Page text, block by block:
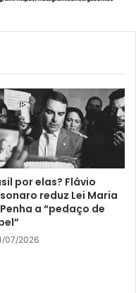
por elas? Flávio
reduz Lei Maria
a “pedaço de
07/2026